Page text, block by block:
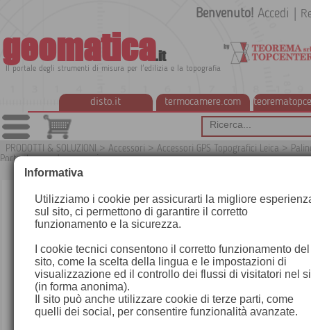
geomatica.it
Il portale degli strumenti di misura per l'edilizia e la topografia
disto.it termocamere.com
Benvenuto! Accedi
PRODOTTI & SOLUZIONI > Accessori > Accessori GPS Topografici Leica >
Portantenne ed accessori
Informativa
Utilizziamo i cookie per assicurarti la migliore
sul sito, ci permettono di garantire il corretto
funzionamento e la sicurezza.
I cookie tecnici consentono il corretto funzionamento del
sito, come la scelta della lingua e le impostazioni di
visualizzazione ed il controllo dei flussi di visitatori nel
(in forma anonima).
Il sito può anche utilizzare cookie di terze parti, come
quelli dei social, per consentire funzionalità avanzate.